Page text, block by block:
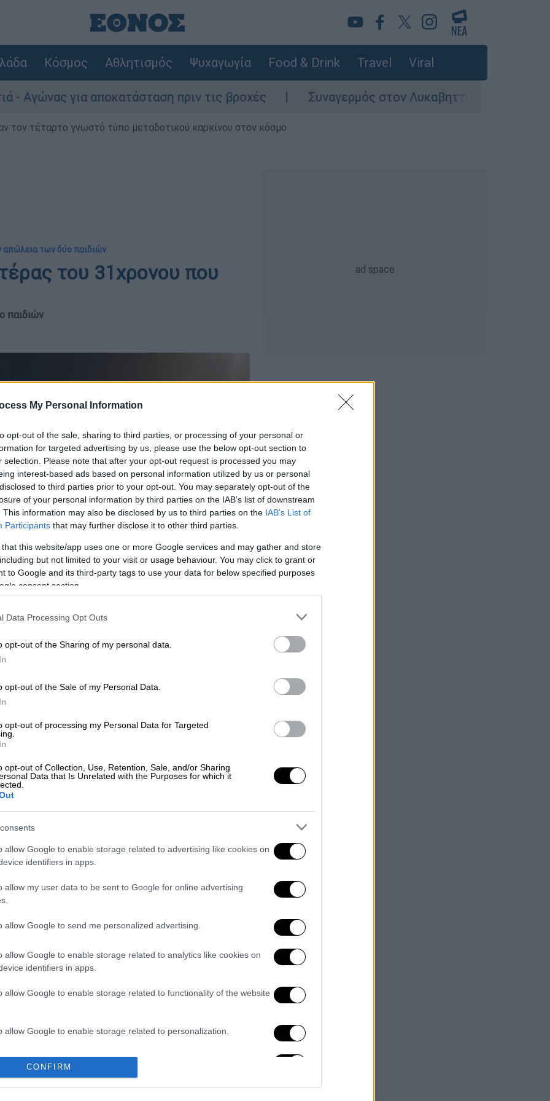
My Personal Information
opt-out of the sale, sharing to third parties, or processing of your personal or
for targeted advertising by us, please use the below opt-out section to
selection. Please note that after your opt-out request is processed you may
interest-based ads based on personal information utilized by us or personal
to third parties prior to your opt-out. You may separately opt-out of the
of your personal information by third parties on the IAB’s list of downstream
This information may also be disclosed by us to third parties on the IAB’s List of
Participants that may further disclose it to other third parties.
that this website/app uses one or more Google services and may gather and store
but not limited to your visit or usage behaviour. You may click to grant or
to Google and its third-party tags to use your data for below specified purposes
consent section.
Data Processing Opt Outs
opt-out of the Sharing of my personal data.
opt-out of the Sale of my Personal Data.
opt-out of processing my Personal Data for Targeted
opt-out of Collection, Use, Retention, Sale, and/or Sharing
Data that Is Unrelated with the Purposes for which it
allow Google to enable storage related to advertising like cookies on
identifiers in apps.
allow my user data to be sent to Google for online advertising
allow Google to send me personalized advertising.
allow Google to enable storage related to analytics like cookies on
identifiers in apps.
allow Google to enable storage related to functionality of the website
allow Google to enable storage related to personalization.
allow Google to enable storage related to security, including
CONFIRM
Κόσμος Αθλητισμός Ψυχαγωγία Food & Drink Travel Viral
για αποκατάσταση πριν τις βροχές Συναγερμός στον Λυκαβηττό: Σορός σε
τον τέταρτο γνωστό τύπο μεταδοτικού καρκίνου στον κόσμο
απώλεια των δύο παιδιών
του 31χρονου που
παιδιών
το ΕΘΝΟΣ στη Google
τη ζωή του μαζί με τησύντροφό
όταν άκουσε για τον χαμό του
- «Δεν κατάλαβα τι έγινε»
Έλληνες της Συρίας αναγκάζονται
απώλεια των δύο παιδιών
παρακολουθούν με κομμένη την ανάσα
Ελλάδα.
Κυριακήςάφησε την τελευταία του πνοή
82χρονος οδηγός τους παρέσυρε στα
θάνατοτους. Οι νεκροί ηλικίας 31 ετών,
ηΚεράσια Αλιμαντίρη.